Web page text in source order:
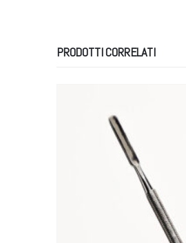
PRODOTTI CORRELATI